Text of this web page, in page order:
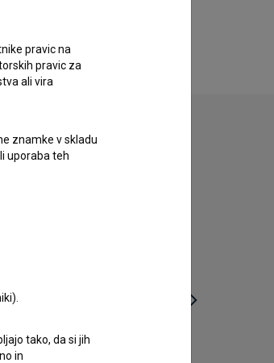
smrti 2 (2012)
pravic na
pravic za
ali vira
znamke v skladu
uporaba teh
tako, da si jih
in